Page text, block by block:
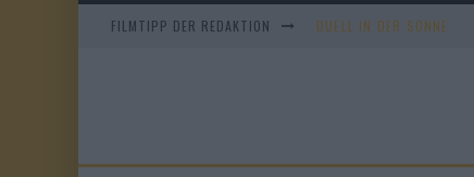
FILMTIPP DER REDAKTION DUELL IN DER SONNE